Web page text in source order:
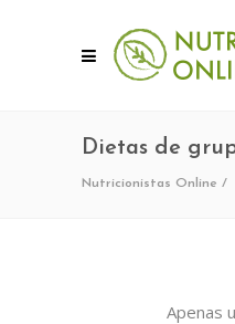
Dietas de
Nutricionistas Online /
Apenas